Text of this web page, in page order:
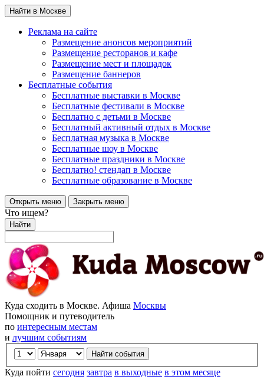
Найти в Москве
Реклама на сайте
Размещение анонсов мероприятий
Размещение ресторанов и кафе
Размещение мест и площадок
Размещение баннеров
Бесплатные события
Бесплатные выставки в Москве
Бесплатные фестивали в Москве
Бесплатно с детьми в Москве
Бесплатный активный отдых в Москве
Бесплатная музыка в Москве
Бесплатные шоу в Москве
Бесплатные праздники в Москве
Бесплатно! стендап в Москве
Бесплатные образование в Москве
Открыть меню Закрыть меню
Что ищем?
Найти
Куда сходить в Москве. Афиша Москвы
Помощник и путеводитель
по интересным местам
и лучшим событиям
Куда пойти сегодня завтра в выходные в этом месяце